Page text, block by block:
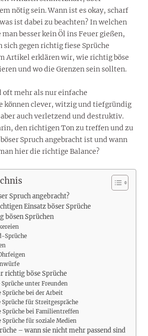
nötig sein. Wann ist es okay, scharf
ist dabei zu beachten? In welchen
besser kein Öl ins Feuer gießen,
sich gegen richtig fiese Sprüche
Artikel erklären wir, wie richtig böse
und wo die Grenzen sein sollten.
oft mehr als nur einfache
können clever, witzig und tiefgründig
auch verletzend und destruktiv.
den richtigen Ton zu treffen und zu
Spruch angebracht ist und wann
hier die richtige Balance?
Spruch angebracht?
Einsatz böser Sprüche
bösen Sprüchen
Sprüche
richtig böse Sprüche
unter Freunden
Sprüche bei der Arbeit
Sprüche für Streitgespräche
Sprüche bei Familientreffen
Sprüche für soziale Medien
– wann sie nicht mehr passend sind